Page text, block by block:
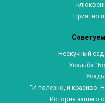
Приятно
Нескучный сад
Усадьба
"И полезно, и красиво.
История нашего